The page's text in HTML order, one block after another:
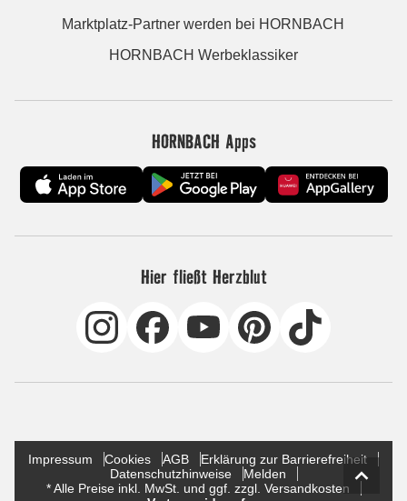
Marktplatz-Partner werden bei HORNBACH
HORNBACH Werbeklassiker
HORNBACH Apps
Hier fließt Herzblut
Impressum Cookies AGB
Erklärung zur Barrierefreiheit
Datenschutzhinweise
Melden
* Alle Preise inkl. MwSt. und ggf. zzgl. Versandkosten